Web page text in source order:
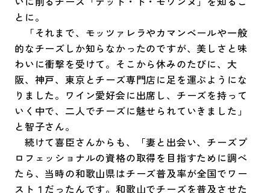
とに。
「それまで、モッツァレラやカマンベールや一般
的なチーズしか知らなかったのですが、美しさと味
わいに衝撃を受けて。そこから休みのたびに、大
阪、神戸、東京とチーズ専門店に足を運ぶようにな
りました。ワイン愛好会に出席し、チーズを持って
いく中で、二人でチーズに魅せられていきました」
と智子さん。
続けて喜臣さんからも、「妻と出会い、チーズプ
ロフェッショナルの資格の取得を目指すために調べ
たら、当時の和歌山県はチーズ普及率が全国でワー
スト１だったんです。和歌山でチーズを普及させた